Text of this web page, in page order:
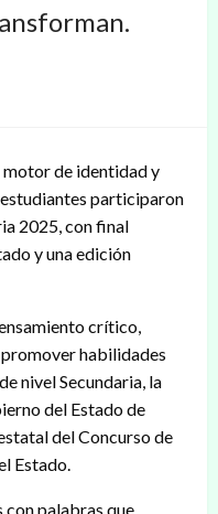
motor de identidad y
participaron
2025, con final
y una edición
crítico,
habilidades
nivel Secundaria, la
del Estado de
del Concurso de
Estado.
con palabras que